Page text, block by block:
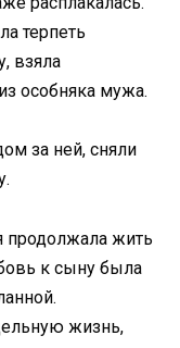
терпеть
взяла
особняка мужа.
за ней, сняли
продолжала жить
к сыну была
жизнь,